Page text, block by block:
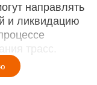
направлять
и ликвидацию
трасс.